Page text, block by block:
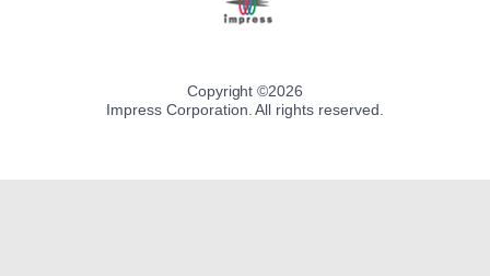
Copyright ©2026
Impress Corporation. All rights reserved.